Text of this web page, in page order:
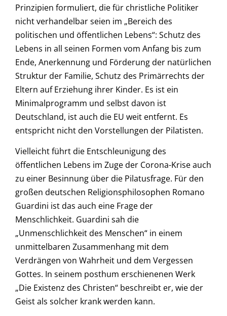
Prinzipien formuliert, die für christliche Politiker
nicht verhandelbar seien im „Bereich des
politischen und öffentlichen Lebens“: Schutz des
Lebens in all seinen Formen vom Anfang bis zum
Ende, Anerkennung und Förderung der natürlichen
Struktur der Familie, Schutz des Primärrechts der
Eltern auf Erziehung ihrer Kinder. Es ist ein
Minimalprogramm und selbst davon ist
Deutschland, ist auch die EU weit entfernt. Es
entspricht nicht den Vorstellungen der Pilatisten.
Vielleicht führt die Entschleunigung des
öffentlichen Lebens im Zuge der Corona-Krise auch
zu einer Besinnung über die Pilatusfrage. Für den
großen deutschen Religionsphilosophen Romano
Guardini ist das auch eine Frage der
Menschlichkeit. Guardini sah die
„Unmenschlichkeit des Menschen“ in einem
unmittelbaren Zusammenhang mit dem
Verdrängen von Wahrheit und dem Vergessen
Gottes. In seinem posthum erschienenen Werk
„Die Existenz des Christen“ beschreibt er, wie der
Geist als solcher krank werden kann.